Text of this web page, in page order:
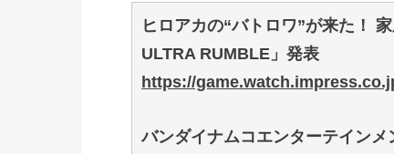
ヒロアカの“バトロワ”が来た！
ULTRA RUMBLE」発表
https://
バンダイナムコエンターテイン